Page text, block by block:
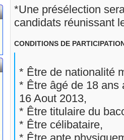
*Une présélection
candidats réunissant
CONDITIONS DE
* Être de nationalité
* Être âgé de 18 ans
16 Aout 2013,
* Être titulaire du
* Être célibataire,